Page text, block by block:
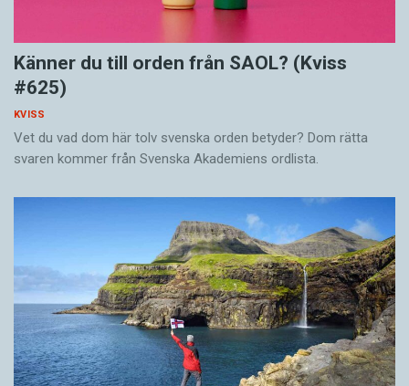
Känner du till orden från SAOL? (Kviss
#625)
KVISS
Vet du vad dom här tolv svenska orden betyder? Dom rätta
svaren kommer från Svenska Akademiens ordlista.